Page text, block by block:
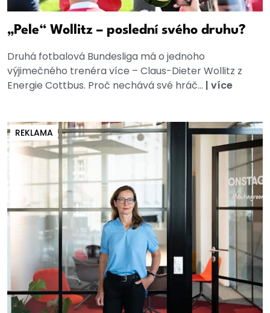
„Pele“ Wollitz – poslední svého druhu?
Druhá fotbalová Bundesliga má o jednoho
výjimečného trenéra více – Claus-Dieter Wollitz z
Energie Cottbus. Proč nechává své hráč... | více
REKLAMA